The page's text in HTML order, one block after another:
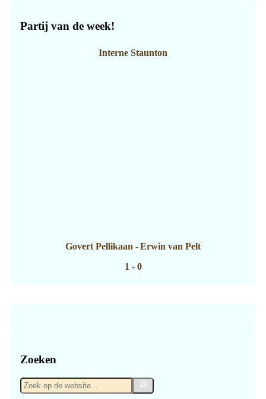
Partij van de week!
Interne Staunton
Govert Pellikaan - Erwin van Pelt
1 - 0
Zoeken
Zoek
op
Zoek